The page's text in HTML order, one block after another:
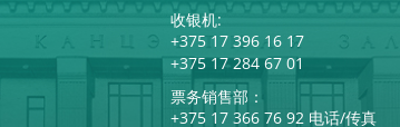
收银机:
+375 17 396 16 17
+375 17 284 67 01
票务销售部：
+375 17 366 76 92 电话/传真